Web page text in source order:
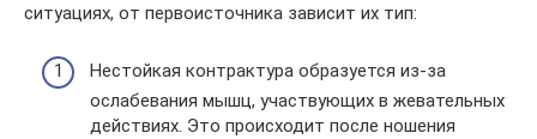
ситуациях, от первоисточника зависит их тип:
Нестойкая контрактура образуется из-за
ослабевания мышц, участвующих в жевательных
действиях. Это происходит после ношения